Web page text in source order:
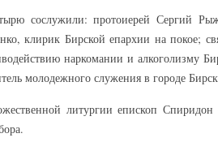
сослужили: протоиерей Сергий
клирик Бирской епархии на покое;
наркомании и алкоголизму
молодежного служения в городе
литургии епископ